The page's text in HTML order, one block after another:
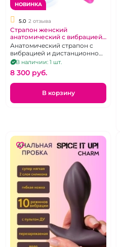
НОВИНКА
5.0 2 отзыва
Страпон женский
анатомический с вибрацией
на беспроводном пульте
"SlimLine"
Анатомический страпон с
вибрацией и дистанционном
пультом
В наличии: 1 шт.
8 300 pуб.
В корзину